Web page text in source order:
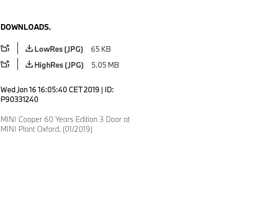
DOWNLOADS.
LowRes (JPG)
65 KB
HighRes (JPG)
5.05 MB
Wed Jan 16 16:05:40 CET 2019 | ID:
P90331240
MINI Cooper 60 Years Edition 3 Door at
MINI Plant Oxford. (01/2019)